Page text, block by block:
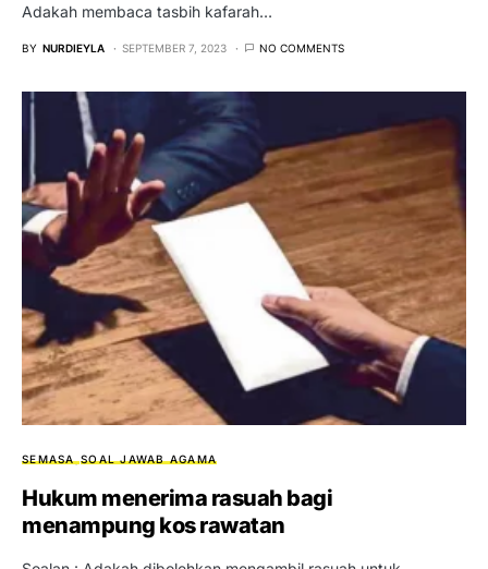
Adakah membaca tasbih kafarah…
BY NURDIEYLA SEPTEMBER 7, 2023 NO COMMENTS
SEMASA SOAL JAWAB AGAMA
Hukum menerima rasuah bagi
menampung kos rawatan